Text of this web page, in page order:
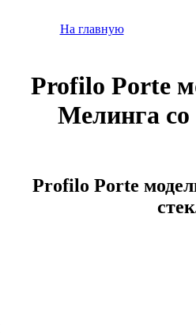
На главную
Profilo Porte
Мелинга
Profilo Porte